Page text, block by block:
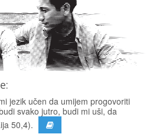
jezik učen da umijem progovoriti
svako jutro, budi mi uši, da
50,4).